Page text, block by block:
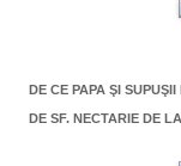
DE CE PAPA ŞI
DE SF. NECTARIE DE